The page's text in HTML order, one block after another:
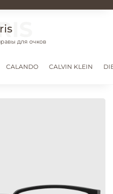
для очков
CALANDO CALVIN KLEIN